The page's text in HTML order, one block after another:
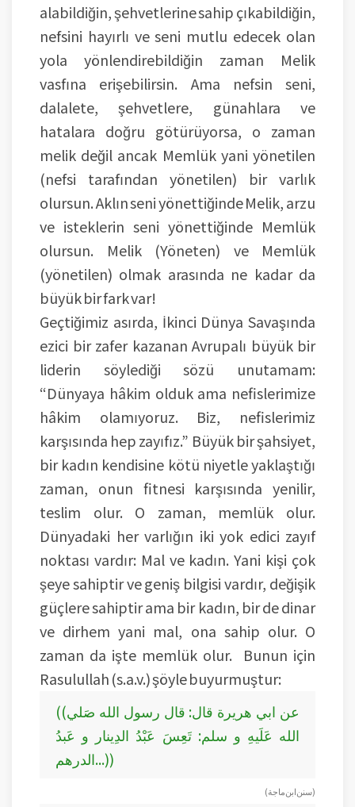
alabildiğin, şehvetlerine sahip çıkabildiğin,
nefsini hayırlı ve seni mutlu edecek olan
yola yönlendirebildiğin zaman Melik
vasfına erişebilirsin. Ama nefsin seni,
dalalete, şehvetlere, günahlara ve
hatalara doğru götürüyorsa, o zaman
melik değil ancak Memlük yani yönetilen
(nefsi tarafından yönetilen) bir varlık
olursun. Aklın seni yönettiğinde Melik, arzu
ve isteklerin seni yönettiğinde Memlük
olursun. Melik (Yöneten) ve Memlük
(yönetilen) olmak arasında ne kadar da
büyük bir fark var!
Geçtiğimiz asırda, İkinci Dünya Savaşında
ezici bir zafer kazanan Avrupalı büyük bir
liderin söylediği sözü unutamam:
“Dünyaya hâkim olduk ama nefislerimize
hâkim olamıyoruz. Biz, nefislerimiz
karşısında hep zayıfız.” Büyük bir şahsiyet,
bir kadın kendisine kötü niyetle yaklaştığı
zaman, onun fitnesi karşısında yenilir,
teslim olur. O zaman, memlük olur.
Dünyadaki her varlığın iki yok edici zayıf
noktası vardır: Mal ve kadın. Yani kişi çok
şeye sahiptir ve geniş bilgisi vardır, değişik
güçlere sahiptir ama bir kadın, bir de dinar
ve dirhem yani mal, ona sahip olur. O
zaman da işte memlük olur. Bunun için
Rasulullah (s.a.v.) şöyle buyurmuştur:
((عن ابي هريرة قال: قال رسول الله صَلي
الله عَلَيهِ و سلم: تَعِسَ عَبْدُ الدِينار و عَبدُ
الدرهم...))
(سنن ابن ماجة)